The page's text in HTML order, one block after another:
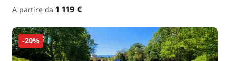
A partire da 1 119 €
-20%